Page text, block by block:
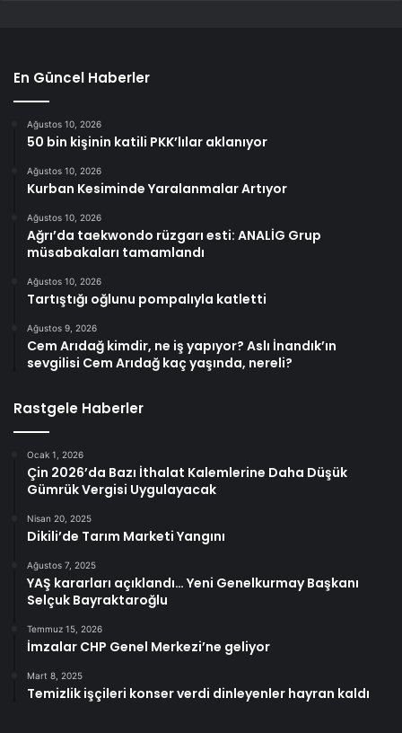
En Güncel Haberler
Ağustos 10, 2026
50 bin kişinin katili PKK’lılar aklanıyor
Ağustos 10, 2026
Kurban Kesiminde Yaralanmalar Artıyor
Ağustos 10, 2026
Ağrı’da taekwondo rüzgarı esti: ANALİG Grup
müsabakaları tamamlandı
Ağustos 10, 2026
Tartıştığı oğlunu pompalıyla katletti
Ağustos 9, 2026
Cem Arıdağ kimdir, ne iş yapıyor? Aslı İnandık’ın
sevgilisi Cem Arıdağ kaç yaşında, nereli?
Rastgele Haberler
Ocak 1, 2026
Çin 2026’da Bazı İthalat Kalemlerine Daha Düşük
Gümrük Vergisi Uygulayacak
Nisan 20, 2025
Dikili’de Tarım Marketi Yangını
Ağustos 7, 2025
YAŞ kararları açıklandı… Yeni Genelkurmay Başkanı
Selçuk Bayraktaroğlu
Temmuz 15, 2026
İmzalar CHP Genel Merkezi’ne geliyor
Mart 8, 2025
Temizlik işçileri konser verdi dinleyenler hayran kaldı